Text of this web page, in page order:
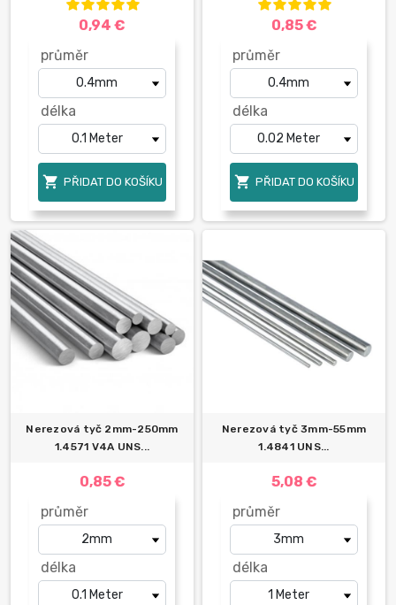
0,94 €
průměr
délka
 PŘIDAT DO KOŠÍKU
0,85 €
průměr
délka
 PŘIDAT DO KOŠÍKU
Nerezová tyč 2mm-250mm
1.4571 V4A UNS...
0,85 €
průměr
délka
Nerezová tyč 3mm-55mm
1.4841 UNS...
5,08 €
průměr
délka